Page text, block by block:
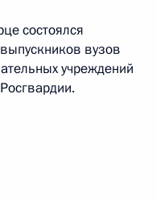
состоялся
вузов
учреждений